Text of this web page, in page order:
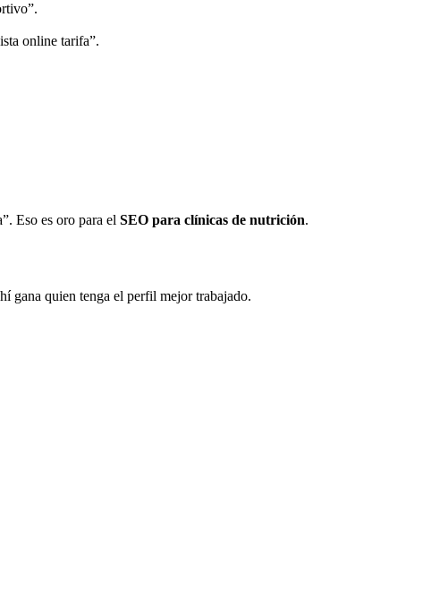
online tarifa”.
Eso es oro para el SEO para clínicas de nutrición.
gana quien tenga el perfil mejor trabajado.